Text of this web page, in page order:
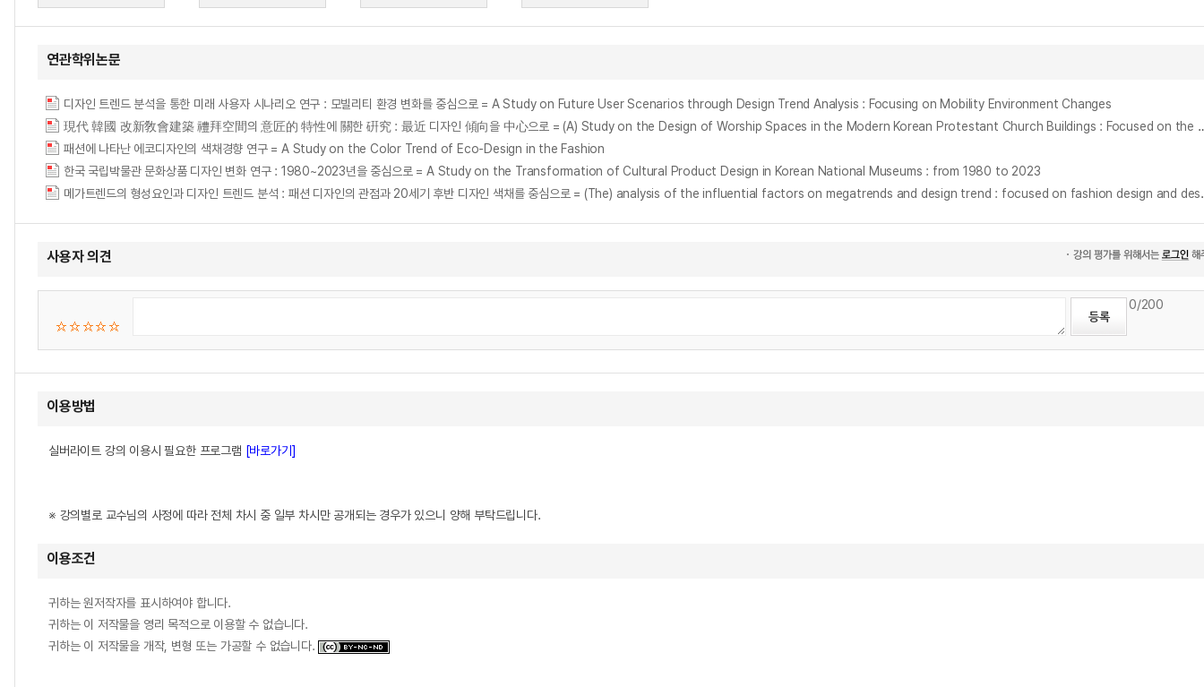
연관학위논문
디자인 트렌드 분석을 통한 미래 사용자 시나리오 연구 : 모빌리티 환경 변화를 중심으로 = A Study on Future User Scenarios through Design Trend Analysis : Focusing on Mobility Environment Changes
現代 韓國 改新敎會建築 禮拜空間의 意匠的 特性에 關한 硏究 : 最近 디자인 傾向을 中
패션에 나타난 에코디자인의 색채경향 연구 = A Study on the Color Trend of Eco-Design in the Fashion
한국 국립박물관 문화상품 디자인 변화 연구 : 1980~2023년을 중심으로 = A Study on the Transformation of Cultural Product Design in Korean National Museums : from 1980 to 2023
메가트렌드의 형성요인과 디자인 트렌드 분석 :
사용자 의견
0/200
이용방법
실버라이트 강의 이용시 필요한 프로그램 [바로가기]
※ 강의별로 교수님의 사정에 따라 전체 차시 중 일부 차시만 공개되는 경우가 있으니 양해 부탁드립니다.
이용조건
귀하는 원저작자를 표시하여야 합니다.
귀하는 이 저작물을 영리 목적으로 이용할 수 없습니다.
귀하는 이 저작물을 개작, 변형 또는 가공할 수 없습니다.